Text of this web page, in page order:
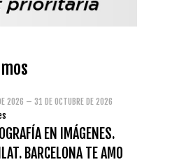
2026 – 31 DE OCTUBRE DE 2026
EN IMÁGENES.
BARCELONA TE AMO